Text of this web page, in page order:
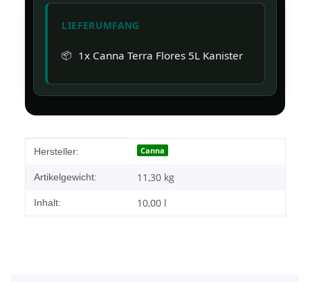
LIEFERUMFANG
1x Canna Terra Flores 5L Kanister
Produkteigenschaft
Wert
Hersteller: Canna
Artikelgewicht: 11,30 kg
Inhalt: 10,00 l